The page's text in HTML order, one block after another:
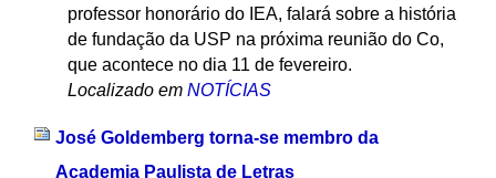
professor honorário do IEA, falará sobre a história
de fundação da USP na próxima reunião do Co,
que acontece no dia 11 de fevereiro.
Localizado em NOTÍCIAS
José Goldemberg torna-se membro da
Academia Paulista de Letras